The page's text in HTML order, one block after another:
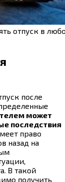
отпуск в
после
может
последствия
право
назад на
В такой
получить